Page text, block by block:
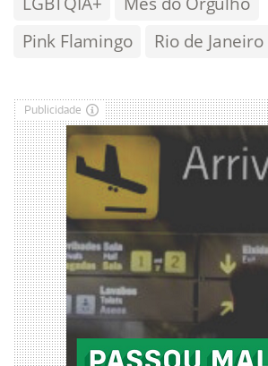
Pink Flamingo
Rio de Janeiro
Publicidade